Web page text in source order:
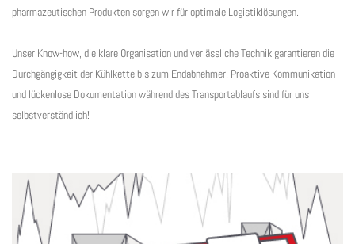
pharmazeutischen Produkten sorgen wir für optimale Logistiklösungen.
Unser Know-how, die klare Organisation und verlässliche Technik garantieren die
Durchgängigkeit der Kühlkette bis zum Endabnehmer. Proaktive Kommunikation
und lückenlose Dokumentation während des Transportablaufs sind für uns
selbstverständlich!